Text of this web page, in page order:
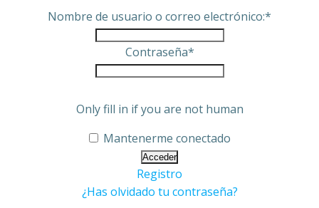
Nombre de usuario o correo electrónico:*
Contraseña*
Only fill in if you are not human
Mantenerme conectado
Registro
¿Has olvidado tu contraseña?